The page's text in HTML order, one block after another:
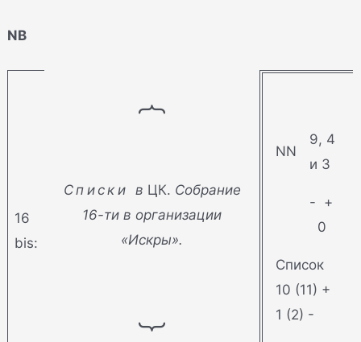
NB
16
bis:
⏞
Списки в ЦК. Собрание
16-ти в организации
«Искры».
NN
9, 4
и 3
- +
0
Список
10 (11) +
1 (2) -